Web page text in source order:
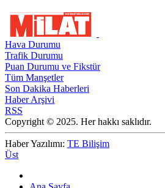
Hava Durumu
Trafik Durumu
Puan Durumu ve Fikstür
Tüm Manşetler
Son Dakika Haberleri
Haber Arşivi
RSS
Copyright © 2025. Her hakkı saklıdır.
Haber Yazılımı: TE Bilişim
Üst